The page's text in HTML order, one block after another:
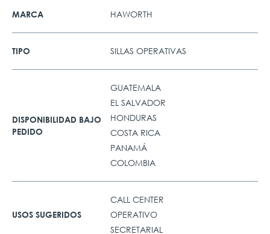
MARCA HAWORTH
TIPO SILLAS OPERATIVAS
DISPONIBILIDAD BAJO
PEDIDO
GUATEMALA
EL SALVADOR
HONDURAS
COSTA RICA
PANAMÁ
COLOMBIA
USOS SUGERIDOS
CALL CENTER
OPERATIVO
SECRETARIAL